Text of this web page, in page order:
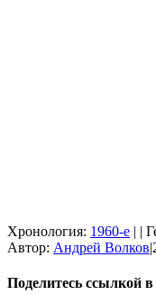
Хронология: 1960-е | |
Автор: Андрей Волков|
Поделитесь ссылкой